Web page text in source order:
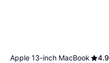
Apple 13-inch MacBook
4.9